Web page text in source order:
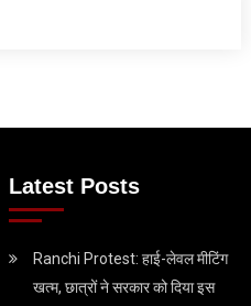
Latest Posts
Ranchi Protest: हाई-लेवल मीटिंग
खत्म, छात्रों ने सरकार को दिया इस